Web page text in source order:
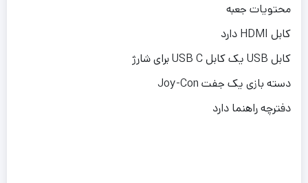
محتویات جعبه
کابل HDMI دارد
کابل USB یک کابل USB C برای شارژ
دسته بازی یک جفت Joy-Con
دفترچه راهنما دارد